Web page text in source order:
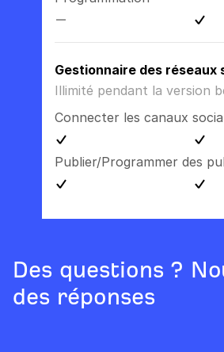
Gestionnaire des réseaux
Illimité pendant la version
Connecter les canaux
Publier/Programmer des
Des questions ?
des réponses